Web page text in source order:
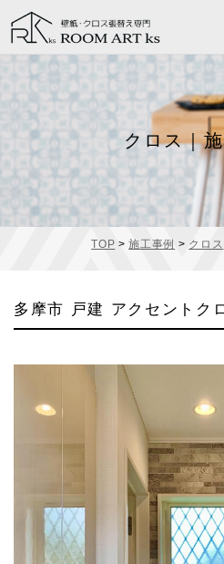
クロス｜
TOP >施工事例 > クロス
多摩市 戸建 アクセントク